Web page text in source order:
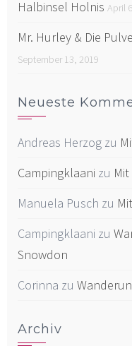
Halbinsel Holnis April
Mr. Hurley & Die
September 13, 2019
Neueste
Andreas Herzog zu
Campingklaani zu
Manuela Pusch zu
Campingklaani zu
Snowdon
Corinna zu
Archiv